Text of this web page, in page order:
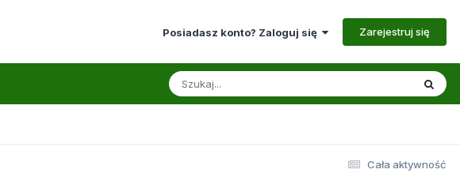
Posiadasz konto? Zaloguj się Zarejestruj się
Cała aktywność